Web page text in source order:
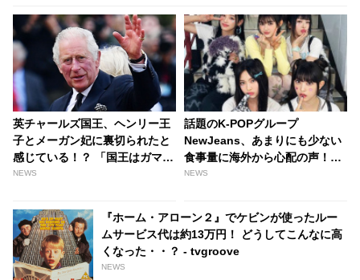
英チャールズ国王、ヘンリー王
子とメーガン妃に裏切られたと
感じている！？ 「国王はガマン
の限界をこえてしまった」と王
は・・？ - tvgroove
NEWS
話題のK-POPグループ
NewJeans、あまりにも少ない
食事量に海外から心配の声！
「もっと食べさせてあげ
は…？[動画あり] - tvgroove
NEWS
『ホーム・アローン２』でケビンが使ったルー
ムサービス代は約13万円！ どうしてこんなに高
くなった・・？ - tvgroove
NEWS